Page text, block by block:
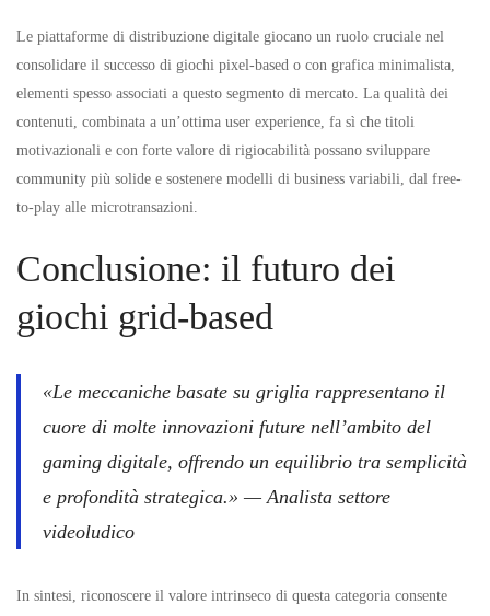
Le piattaforme di distribuzione digitale giocano un ruolo cruciale nel
consolidare il successo di giochi pixel-based o con grafica minimalista,
elementi spesso associati a questo segmento di mercato. La qualità dei
contenuti, combinata a un’ottima user experience, fa sì che titoli
motivazionali e con forte valore di rigiocabilità possano sviluppare
community più solide e sostenere modelli di business variabili, dal free-
to-play alle microtransazioni.
Conclusione: il futuro dei
giochi grid-based
«Le meccaniche basate su griglia rappresentano il
cuore di molte innovazioni future nell’ambito del
gaming digitale, offrendo un equilibrio tra semplicità
e profondità strategica.» — Analista settore
videoludico
In sintesi, riconoscere il valore intrinseco di questa categoria consente